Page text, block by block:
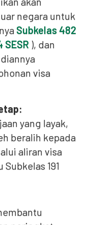
negara untuk
Subkelas 482
SESR ), dan
visa
yang layak,
beralih kepada
aliran visa
Subkelas 191